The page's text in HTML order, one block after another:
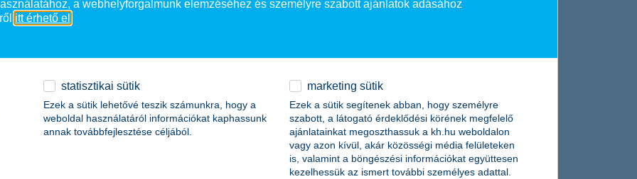
36-50 év között
51-65 év között
a webhelyforgalmunk elemzéséhez és személyre szabott ajánlatok adásához
itt érhető el
statisztikai sütik
Ezek a sütik lehetővé teszik számunkra, hogy a
weboldal használatáról információkat kaphassunk
annak továbbfejlesztése céljából.
marketing sütik
Ezek a sütik segítenek abban, hogy személyre
szabott, a látogató érdeklődési körének megfelelő
ajánlatainkat megoszthassuk a kh.hu weboldalon
vagy azon kívül, akár közösségi média felületeken
is, valamint a böngészési információkat együttesen
kezelhessük az ismert további személyes adattal.